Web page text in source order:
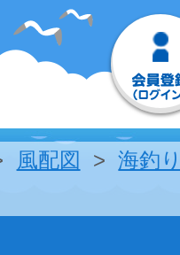
風配図
海釣